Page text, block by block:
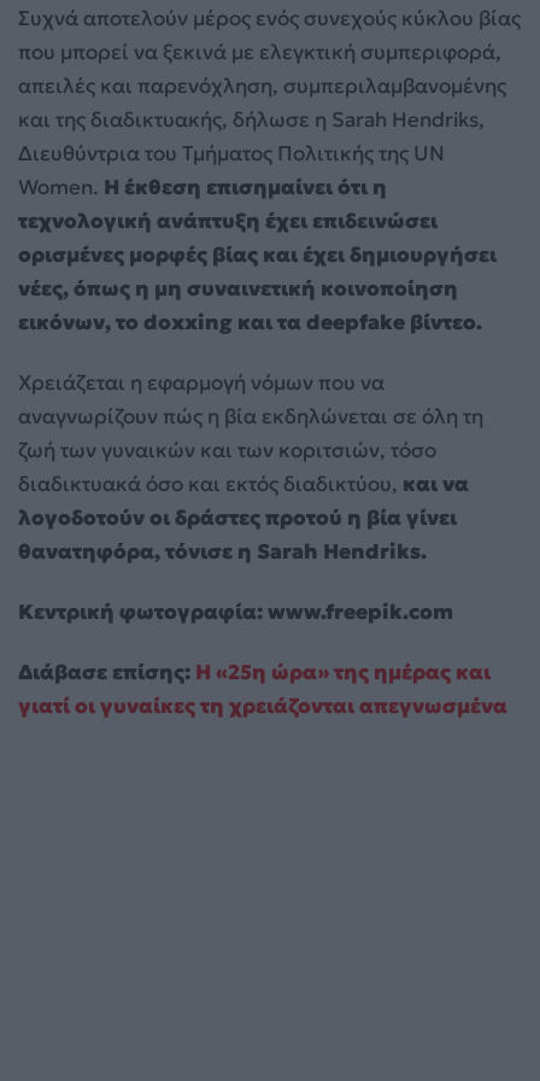
Συχνά αποτελούν μέρος ενός συνεχούς κύκλου βίας
που μπορεί να ξεκινά με ελεγκτική συμπεριφορά,
απειλές και παρενόχληση, συμπεριλαμβανομένης
και της διαδικτυακής, δήλωσε η Sarah Hendriks,
Διευθύντρια του Τμήματος Πολιτικής της UN
Women. Η έκθεση επισημαίνει ότι η
τεχνολογική ανάπτυξη έχει επιδεινώσει
ορισμένες μορφές βίας και έχει δημιουργήσει
νέες, όπως η μη συναινετική κοινοποίηση
εικόνων, το doxxing και τα deepfake βίντεο.
Χρειάζεται η εφαρμογή νόμων που να
αναγνωρίζουν πώς η βία εκδηλώνεται σε όλη τη
ζωή των γυναικών και των κοριτσιών, τόσο
διαδικτυακά όσο και εκτός διαδικτύου, και να
λογοδοτούν οι δράστες προτού η βία γίνει
θανατηφόρα, τόνισε η Sarah Hendriks.
Κεντρική φωτογραφία: www.freepik.com
Διάβασε επίσης: Η «25η ώρα» της ημέρας και
γιατί οι γυναίκες τη χρειάζονται απεγνωσμένα